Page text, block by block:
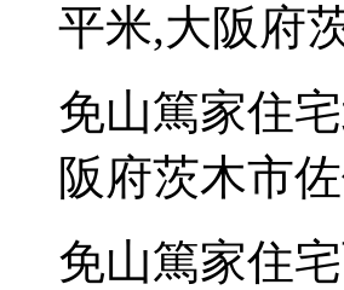
平米,大阪府
免山篤家住
阪府茨木市
免山篤家住